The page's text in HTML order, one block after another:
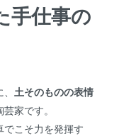
手仕事の
土そのものの表情
家です。
こそ力を発揮す